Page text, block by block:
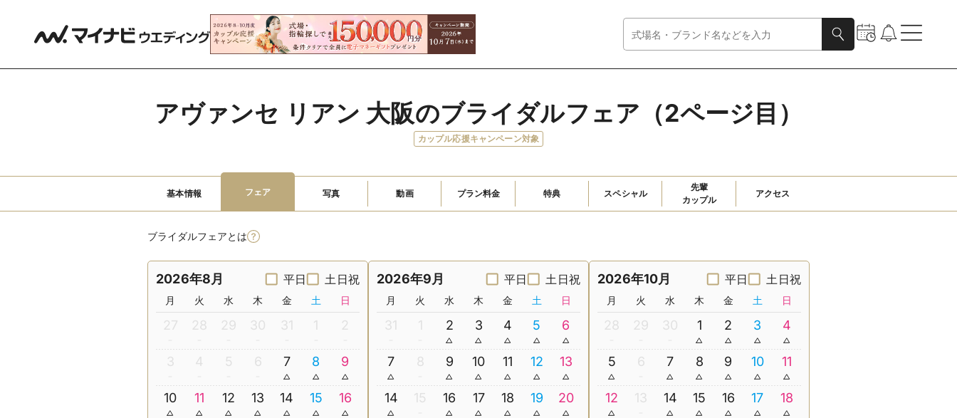
アヴァンセ リアン 大阪のブライダルフェア（2ページ目）
カップル応援キャンペーン対象
基本情報 フェア 写真 動画 プラン料金 特典 スペシャル
先輩
カップル
アクセス
ブライダルフェアとは
2026年8月 平日 土日祝
月 火 水 木 金 土 日
27 28 29 30 31 1 2
3 4 5 6 7 8 9
10 11 12 13 14 15 16
2026年9月 平日 土日祝
月 火 水 木 金 土 日
31 1 2 3 4 5 6
7 8 9 10 11 12 13
14 15 16 17 18 19 20
2026年10月 平日 土日祝
月 火 水 木 金 土 日
28 29 30 1 2 3 4
5 6 7 8 9 10 11
12 13 14 15 16 17 18